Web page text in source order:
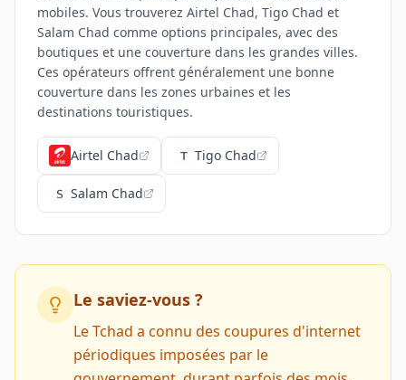
mobiles. Vous trouverez Airtel Chad, Tigo Chad et
Salam Chad comme options principales, avec des
boutiques et une couverture dans les grandes villes.
Ces opérateurs offrent généralement une bonne
couverture dans les zones urbaines et les
destinations touristiques.
Airtel Chad Tigo Chad
Salam Chad
Le saviez-vous ?
Le Tchad a connu des coupures d'internet
périodiques imposées par le